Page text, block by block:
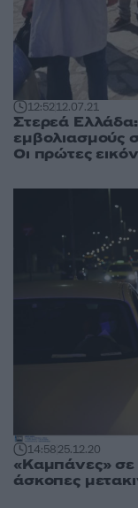
12:5212.07.21
Στερεά
εμβολιασμούς
Οι πρώτες
14:5825.12.20
«Καμπάνες» σε
άσκοπες